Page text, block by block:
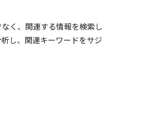
く、関連する情報を検索し
し、関連キーワードをサジ